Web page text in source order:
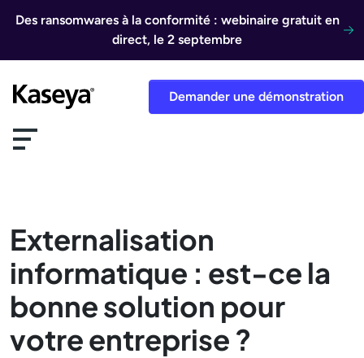
Des ransomwares à la conformité : webinaire gratuit en
direct, le 2 septembre
Demander une démonstration
Externalisation
informatique : est-ce la
bonne solution pour
votre entreprise ?